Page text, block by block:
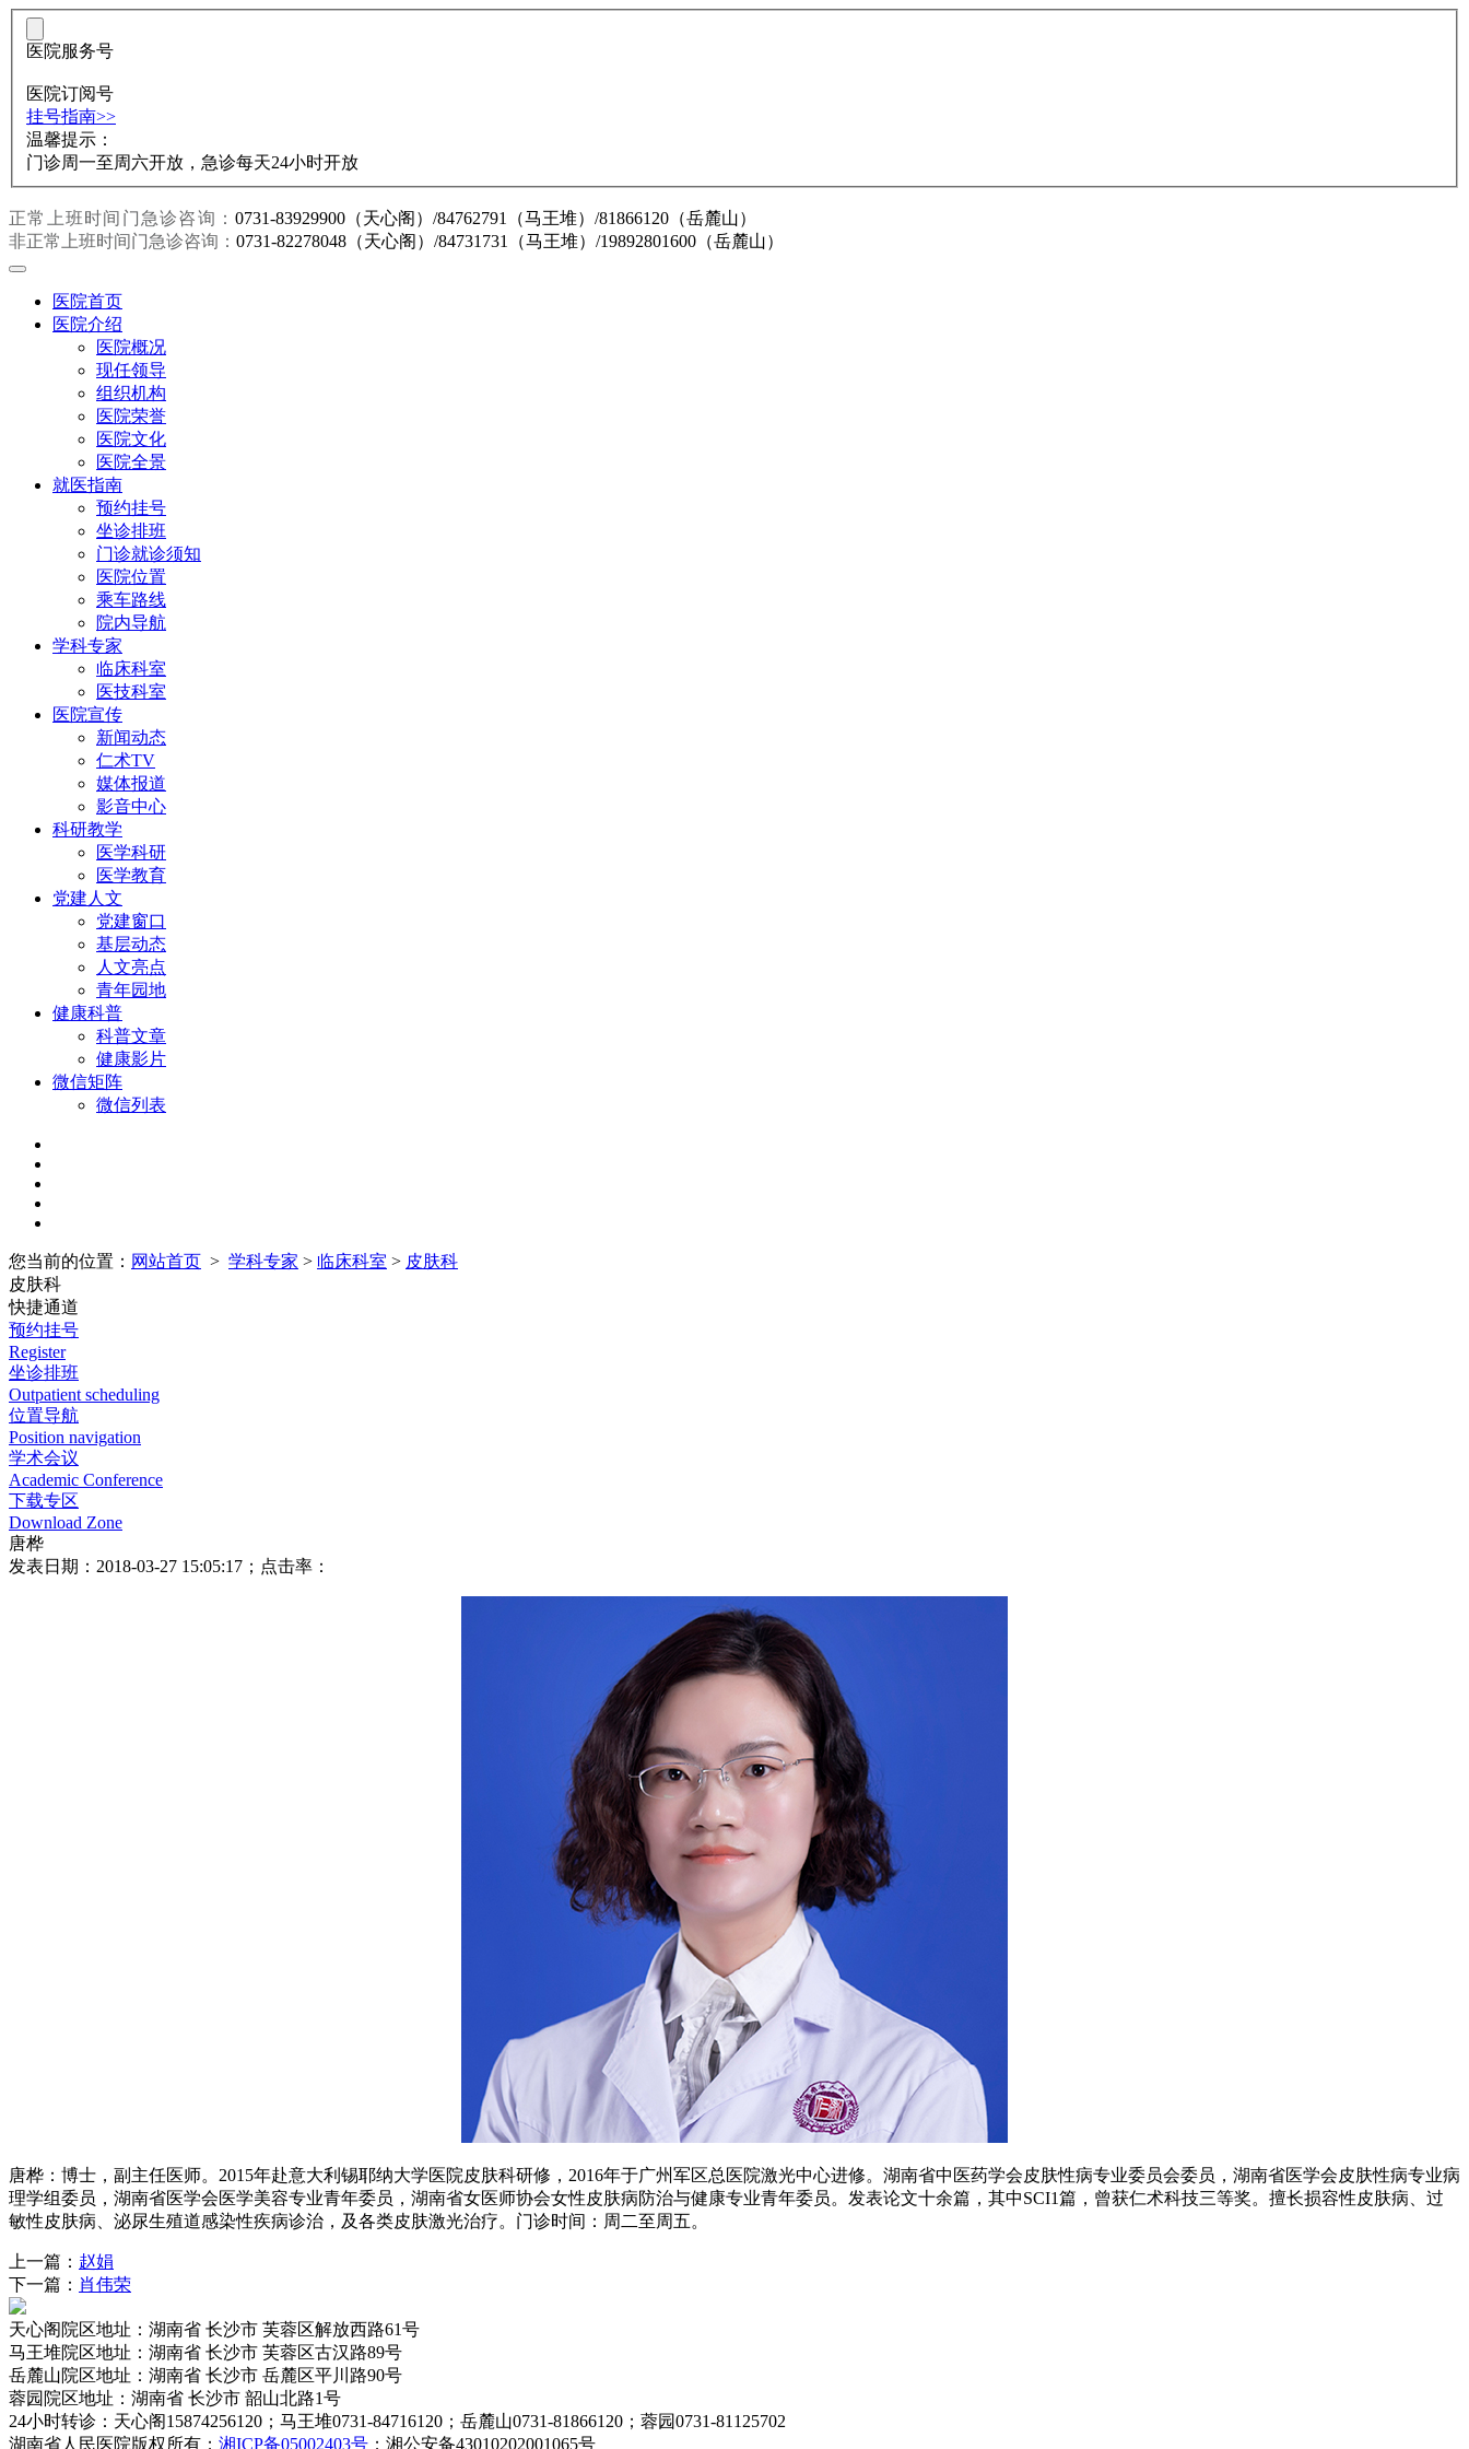
医院服务号
医院订阅号
挂号指南>>
温馨提示：
门诊周一至周六开放，急诊每天24小时开放
正常上班时间门急诊咨询： 0731-83929900（天心阁）/84762791（马王堆）/81866120（岳麓山）
非正常上班时间门急诊咨询： 0731-82278048（天心阁）/84731731（马王堆）/19892801600（岳麓山）
医院首页
医院介绍
医院概况
现任领导
组织机构
医院荣誉
医院文化
医院全景
就医指南
预约挂号
坐诊排班
门诊就诊须知
医院位置
乘车路线
院内导航
学科专家
临床科室
医技科室
医院宣传
新闻动态
仁术TV
媒体报道
影音中心
科研教学
医学科研
医学教育
党建人文
党建窗口
基层动态
人文亮点
青年园地
健康科普
科普文章
健康影片
微信矩阵
微信列表
您当前的位置： 网站首页 > 学科专家 > 临床科室 > 皮肤科
皮肤科
快捷通道
预约挂号
Register
坐诊排班
Outpatient scheduling
位置导航
Position navigation
学术会议
Academic Conference
下载专区
Download Zone
唐桦
发表日期：2018-03-27 15:05:17；点击率：
唐桦：博士，副主任医师。2015年赴意大利锡耶纳大学医院皮肤科研修，2016年于广州军区总医院激光中心进修。湖南省中医药学会皮肤性病专业委员会委员，湖南省医学会皮肤性病专业病
理学组委员，湖南省医学会医学美容专业青年委员，湖南省女医师协会女性皮肤病防治与健康专业青年委员。发表论文十余篇，其中SCI1篇，曾获仁术科技三等奖。擅长损容性皮肤病、过
敏性皮肤病、泌尿生殖道感染性疾病诊治，及各类皮肤激光治疗。门诊时间：周二至周五。
上一篇： 赵娟
下一篇： 肖伟荣
天心阁院区地址：湖南省 长沙市 芙蓉区解放西路61号
马王堆院区地址：湖南省 长沙市 芙蓉区古汉路89号
岳麓山院区地址：湖南省 长沙市 岳麓区平川路90号
蓉园院区地址：湖南省 长沙市 韶山北路1号
24小时转诊 ：天心阁15874256120；马王堆0731-84716120；岳麓山0731-81866120；蓉园0731-81125702
湖南省人民医院版权所有； 湘ICP备05002403号 ；湘公安备43010202001065号